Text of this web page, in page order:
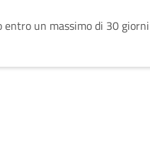
un massimo di 30